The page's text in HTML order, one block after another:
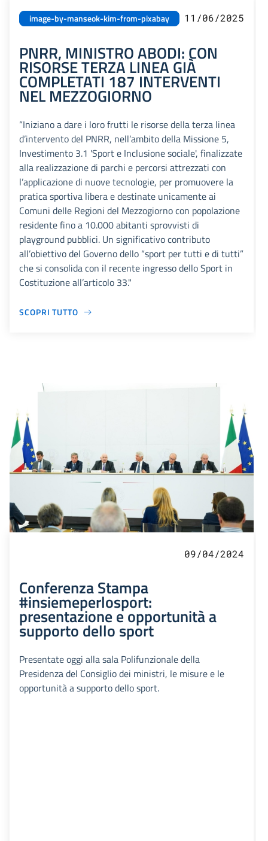
image-by-manseok-kim-from-pixabay 11/06/2025
PNRR, MINISTRO ABODI: CON
RISORSE TERZA LINEA GIÀ
COMPLETATI 187 INTERVENTI
NEL MEZZOGIORNO
“Iniziano a dare i loro frutti le risorse della terza linea
d’intervento del PNRR, nell’ambito della Missione 5,
Investimento 3.1 'Sport e Inclusione sociale', finalizzate
alla realizzazione di parchi e percorsi attrezzati con
l’applicazione di nuove tecnologie, per promuovere la
pratica sportiva libera e destinate unicamente ai
Comuni delle Regioni del Mezzogiorno con popolazione
residente fino a 10.000 abitanti sprovvisti di
playground pubblici. Un significativo contributo
all’obiettivo del Governo dello “sport per tutti e di tutti”
che si consolida con il recente ingresso dello Sport in
Costituzione all’articolo 33."
SCOPRI TUTTO
09/04/2024
Conferenza Stampa
#insiemeperlosport:
presentazione e opportunità a
supporto dello sport
Presentate oggi alla sala Polifunzionale della
Presidenza del Consiglio dei ministri, le misure e le
opportunità a supporto dello sport.